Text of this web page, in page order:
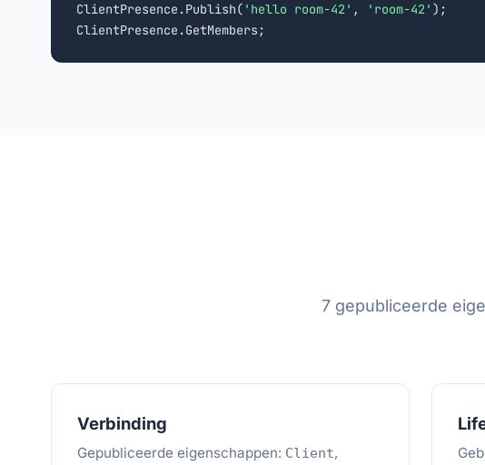
ClientPresence.Publish( 'hello room-42' , 'room-42' );
ClientPresence.GetMembers;
7 gepubliceerde
Verbinding
Gepubliceerde eigenschappen: Client,